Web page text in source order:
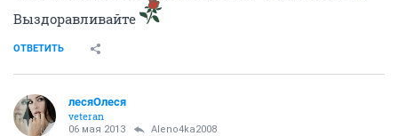
Выздоравливайте
ОТВЕТИТЬ
лесяОлеся
veteran
06 мая 2013 Aleno4ka2008